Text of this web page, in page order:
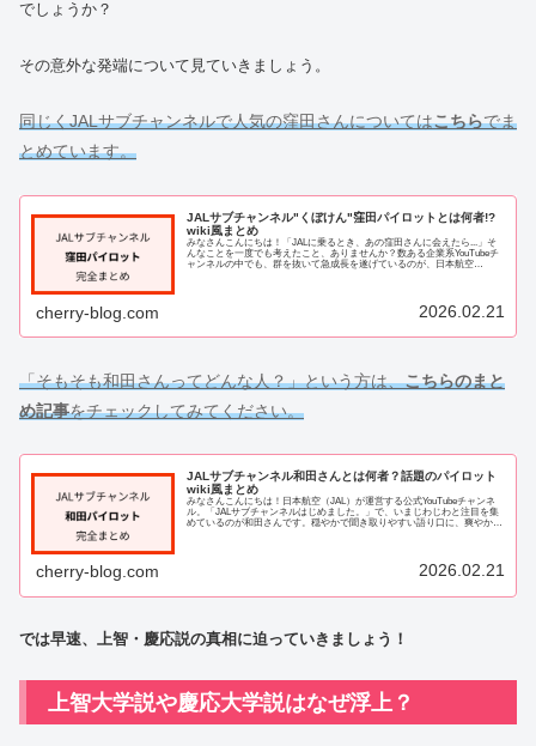
でしょうか？
その意外な発端について見ていきましょう。
同じくJALサブチャンネルで人気の窪田さんについてはこちらでま
とめています。
JALサブチャンネル"くぼけん"窪田パイロットとは何者!?
wiki風まとめ
みなさんこんにちは！「JALに乗るとき、あの窪田さんに会えたら...」そ
んなことを一度でも考えたこと、ありませんか？数ある企業系YouTubeチ
ャンネルの中でも、群を抜いて急成長を遂げているのが、日本航空
cherry-blog.com 2026.02.21
「そもそも和田さんってどんな人？」という方は、こちらのまと
め記事をチェックしてみてください。
JALサブチャンネル和田さんとは何者？話題のパイロット
wiki風まとめ
みなさんこんにちは！日本航空（JAL）が運営する公式YouTubeチャンネ
ル。「JALサブチャンネルはじめました。」で、いまじわじわと注目を集
めているのが和田さんです。穏やかで聞き取りやすい語り口に、爽やかな
cherry-blog.com 2026.02.21
では早速、上智・慶応説の真相に迫っていきましょう！
上智大学説や慶応大学説はなぜ浮上？